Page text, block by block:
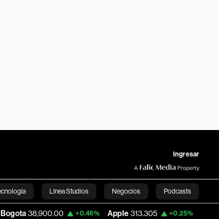
Ingresar
Línea Studios Negocios Podcasts
English
+0.46% Apple 313.305 +0.25% USD COP 3,159.60